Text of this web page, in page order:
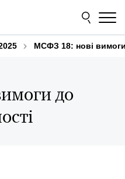
МСФЗ 18: нові вимоги
до